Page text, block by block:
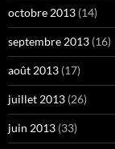
octobre 2013 (14)
septembre 2013 (16)
août 2013 (17)
juillet 2013 (26)
juin 2013 (33)